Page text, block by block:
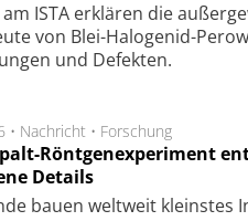
am ISTA er­klä­ren die
von Blei-Halo­ge­nid-
und De­fek­ten.
• Nachricht • Forschung
Röntgenexperiment
Details
bau­en welt­weit kleins­tes